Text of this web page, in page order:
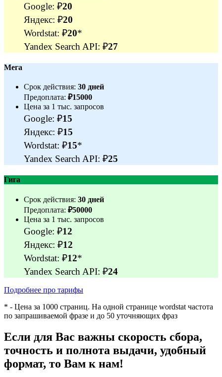
Google: ₽20
Яндекс: ₽20
Wordstat: ₽20*
Yandex Search API: ₽27
Мега
Срок действия: 30 дней
Предоплата: ₽15000
Цена за 1 тыс. запросов
Google: ₽15
Яндекс: ₽15
Wordstat: ₽15*
Yandex Search API: ₽25
Гига
Срок действия: 30 дней
Предоплата: ₽50000
Цена за 1 тыс. запросов
Google: ₽12
Яндекс: ₽12
Wordstat: ₽12*
Yandex Search API: ₽24
Подробнее про тарифы
* - Цена за 1000 страниц. На одной странице wordstat частота
по запрашиваемой фразе и до 50 уточняющих фраз
Если для Вас важны скорость сбора,
точность и полнота выдачи, удобный
формат, то Вам к нам!